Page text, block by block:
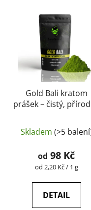
Gold Bali kratom
prášek – čistý,
| GreenGuru
produktu
je
z
Skladem (>5
od 98 Kč
Měrná
od 2,20 Kč / 1 g
DETAIL